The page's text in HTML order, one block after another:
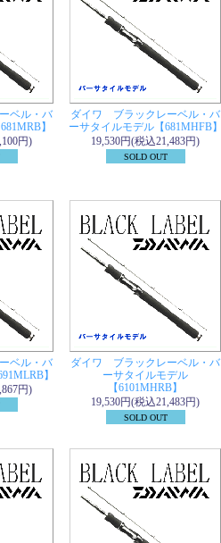
ベル・バ
】
円)
ダイワ ブラックレーベル・バ
ーサタイルモデル【681MHFB】
19,530円(税込21,483円)
SOLD OUT
ベル・バ
】
円)
ダイワ ブラックレーベル・バ
ーサタイルモデル
【6101MHRB】
19,530円(税込21,483円)
SOLD OUT